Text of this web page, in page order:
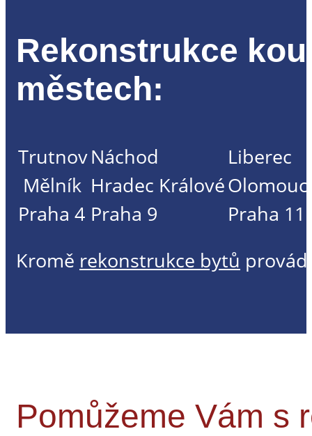
Rekonstrukce
městech:
TrutnovNáchod
Liberec
Mělník Hradec KrálovéOlomouc
Praha 4 Praha 9
Praha 11
Kromě rekonstrukce bytů
Pomůžeme Vám s